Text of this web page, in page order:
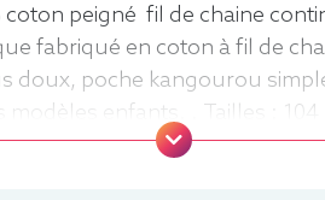
coton peigné fil de chaine
fabriqué en coton à fil de
doux, poche kangourou
modèles enfants. . Tailles : 104
140 (9-10 ans), 152 (11-12